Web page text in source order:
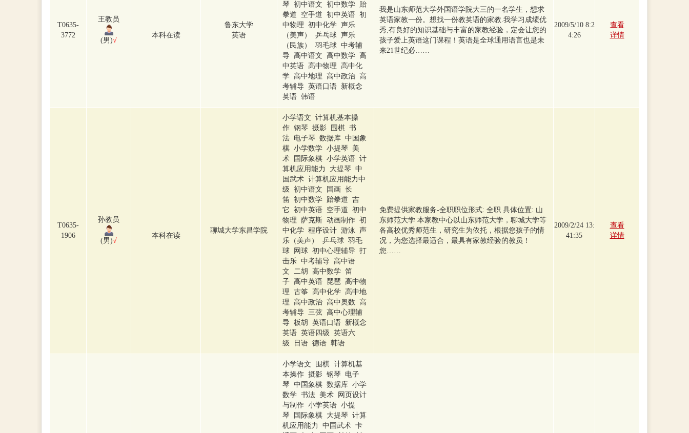
T0635-
3772
王教员
(男)√
本科在读
鲁东大学
英语
琴 初中语文 初中数学 跆
拳道 空手道 初中英语 初
中物理 初中化学 声乐
（美声） 乒乓球 声乐
（民族） 羽毛球 中考辅
导 高中语文 高中数学 高
中英语 高中物理 高中化
学 高中地理 高中政治 高
考辅导 英语口语 新概念
英语 韩语
我是山东师范大学外国语学院大三的一名学生，想求
英语家教一份。想找一份教英语的家教.我学习成绩优
秀,有良好的知识基础与丰富的家教经验，定会让您的
孩子爱上英语这门课程！英语是全球通用语言也是未
来21世纪必……
2009/5/10 8:2
4:26
查看
详情
T0635-
1906
孙教员
(男)√
本科在读
聊城大学东昌学院
小学语文 计算机基本操
作 钢琴 摄影 围棋 书
法 电子琴 数据库 中国象
棋 小学数学 小提琴 美
术 国际象棋 小学英语 计
算机应用能力 大提琴 中
国武术 计算机应用能力中
级 初中语文 国画 长
笛 初中数学 跆拳道 吉
它 初中英语 空手道 初中
物理 萨克斯 动画制作 初
中化学 程序设计 游泳 声
乐（美声） 乒乓球 羽毛
球 网球 初中心理辅导 打
击乐 中考辅导 高中语
文 二胡 高中数学 笛
子 高中英语 琵琶 高中物
理 古筝 高中化学 高中地
理 高中政治 高中奥数 高
考辅导 三弦 高中心理辅
导 板胡 英语口语 新概念
英语 英语四级 英语六
级 日语 德语 韩语
免费提供家教服务-全职职位形式: 全职 具体位置: 山
东师范大学 本家教中心以山东师范大学，聊城大学等
各高校优秀师范生，研究生为依托，根据您孩子的情
况，为您选择最适合，最具有家教经验的教员！
您……
2009/2/24 13:
41:35
查看
详情
小学语文 围棋 计算机基
本操作 摄影 钢琴 电子
琴 中国象棋 数据库 小学
数学 书法 美术 网页设计
与制作 小学英语 小提
琴 国际象棋 大提琴 计算
机应用能力 中国武术 卡